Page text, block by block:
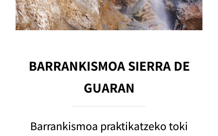
BARRANKISMOA SIERRA DE
GUARAN
Barrankismoa praktikatzeko toki